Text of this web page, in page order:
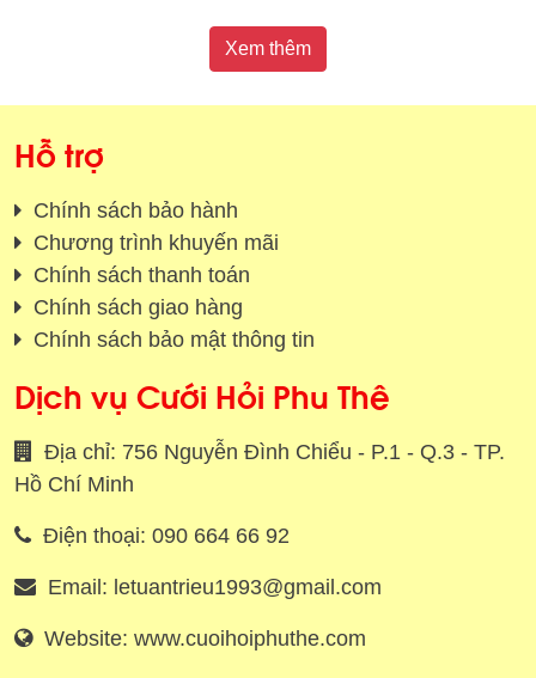
Xem thêm
Hỗ trợ
Chính sách bảo hành
Chương trình khuyến mãi
Chính sách thanh toán
Chính sách giao hàng
Chính sách bảo mật thông tin
Dịch vụ Cưới Hỏi Phu Thê
Địa chỉ: 756 Nguyễn Đình Chiểu - P.1 - Q.3 - TP.
Hồ Chí Minh
Điện thoại: 090 664 66 92
Email: letuantrieu1993@gmail.com
Website: www.cuoihoiphuthe.com